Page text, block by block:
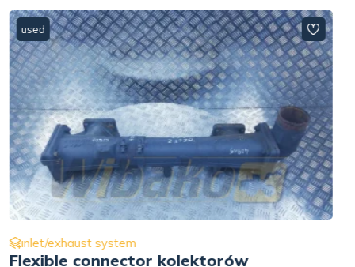
used
inlet/exhaust system
Inlet mainfold heater Deutz